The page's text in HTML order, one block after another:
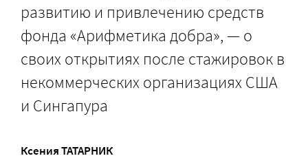
развитию и привлечению средств
фонда «Арифметика добра», — о
своих открытиях после стажировок в
некоммерческих организациях США
и Сингапура
Ксения ТАТАРНИК